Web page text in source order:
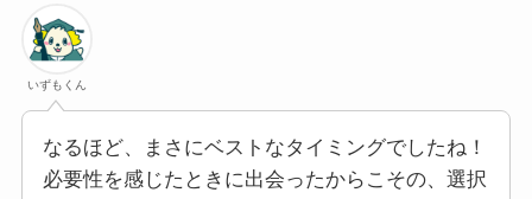
いずもくん
なるほど、まさにベストなタイミングでしたね！
必要性を感じたときに出会ったからこその、選択